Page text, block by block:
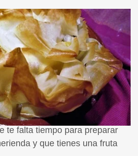
la opción "todo terreno" para
te falta tiempo para preparar
y que tienes una fruta